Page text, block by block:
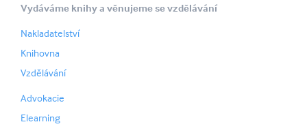
Vydáváme knihy a věnujeme se vzdělávání
Nakladatelství
Knihovna
Vzdělávání
Advokacie
Elearning